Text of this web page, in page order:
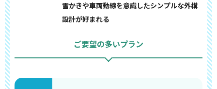
雪かきや車両動線を意識したシンプルな外構
設計が好まれる
ご要望の多いプラン